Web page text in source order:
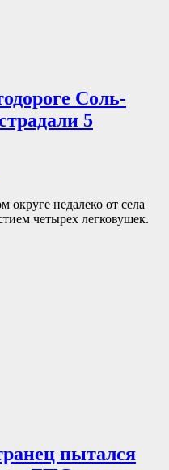
Соль-
5
недалеко от села
четырех легковушек.
пытался